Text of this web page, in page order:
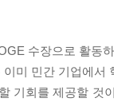
수장으로 활동
미 민간 기업에
기회를 제공할 것